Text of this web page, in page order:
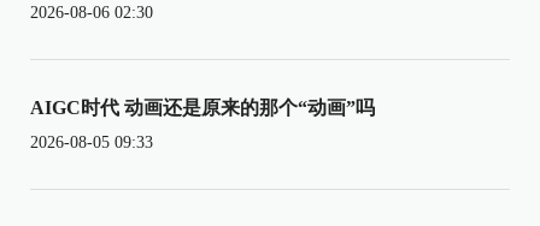
2026-08-06 02:30
AIGC时代 动画还是原来的那个“动画”吗
2026-08-05 09:33